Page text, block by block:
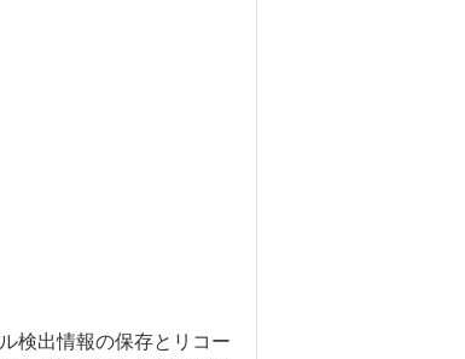
検出情報の保存とリコー